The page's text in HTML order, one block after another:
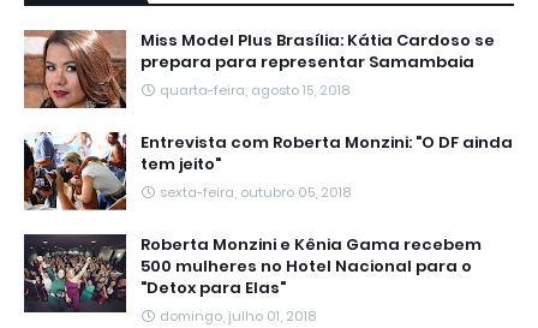
Miss Model Plus Brasília: Kátia Cardoso se
prepara para representar Samambaia
quarta-feira, agosto 15, 2018
Entrevista com Roberta Monzini: "O DF ainda
tem jeito"
sexta-feira, outubro 05, 2018
Roberta Monzini e Kênia Gama recebem
500 mulheres no Hotel Nacional para o
"Detox para Elas"
domingo, julho 01, 2018